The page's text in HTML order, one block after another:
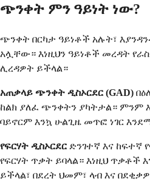
ጭንቀት ምን ዓይነት ነው?
ጭንቀት በርካታ ዓይነቶች አሉት፣
አሏቸው። እነዚህን ዓይነቶች መረዳት
ሊረዳዎት ይችላል።
አጠቃላይ ጭንቀት ዲስኦርደር (GAD)
ከልክ ያለፈ ጭንቀትን ያካትታል። ምንም
ባይኖርም እንኳ ሁልጊዜ መጥፎ ነገር
የፍርሃት ዲስኦርደር ድንገተኛ እና ከፍተኛ
የፍርሃት ጥቃት ይባላል። እነዚህ
ይችላል፣ በደረት ህመም፣ ላብ እና